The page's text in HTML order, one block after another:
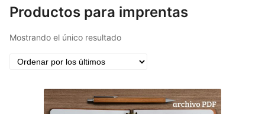
Productos para imprentas
Mostrando el único resultado